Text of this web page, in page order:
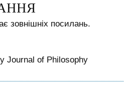
зовнішніх посилань.
Journal of Philosophy